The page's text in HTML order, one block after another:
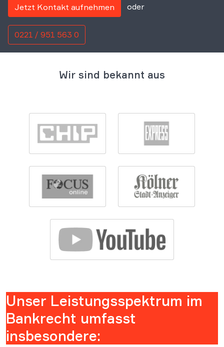
Jetzt Kontakt aufnehmen oder
0221 / 951 563 0
Wir sind bekannt aus
Unser Leistungsspektrum im
Bankrecht umfasst
insbesondere: